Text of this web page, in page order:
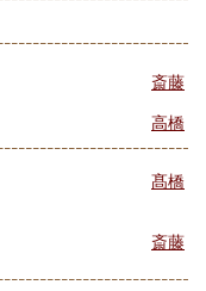
斎藤
高橋
髙橋
斎藤